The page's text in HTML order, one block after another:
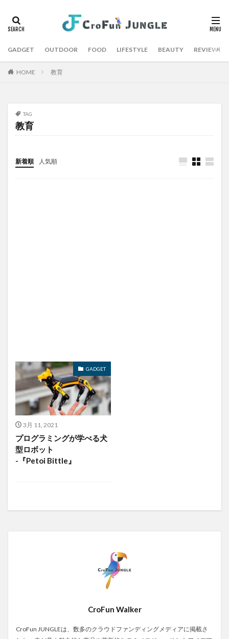
GADGET OUTDOOR FOOD LIFESTYLE BEAUTY REVIEW
HOME 教育
TAG
教育
新着順 人気順
GADGET
3月 11, 2021
プログラミングが学べる犬
型ロボット
-『Petoi Bittle』
CroFun Walker
CroFun JUNGLEは、数多のクラウドファンディングメディアに掲載さ